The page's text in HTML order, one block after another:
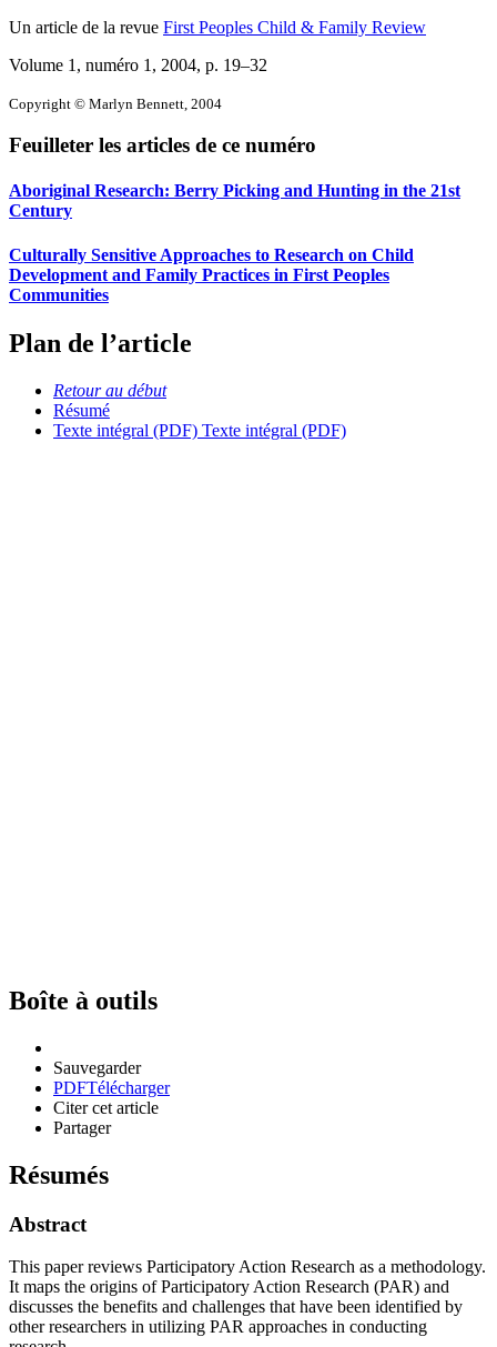
Un article de la revue First Peoples Child & Family Review
Volume 1, numéro 1, 2004, p. 19–32
Copyright © Marlyn Bennett, 2004
Feuilleter les articles de ce numéro
Aboriginal Research: Berry Picking and Hunting in the 21st
Century
Culturally Sensitive Approaches to Research on Child
Development and Family Practices in First Peoples
Communities
Plan de l’article
Retour au début
Résumé
Texte intégral (PDF) Texte intégral (PDF)
Boîte à outils
Sauvegarder
PDFTélécharger
Citer cet article
Partager
Résumés
Abstract
This paper reviews Participatory Action Research as a methodology.
It maps the origins of Participatory Action Research (PAR) and
discusses the benefits and challenges that have been identified by
other researchers in utilizing PAR approaches in conducting